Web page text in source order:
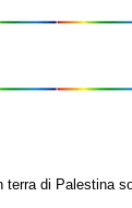
terra di Palestina